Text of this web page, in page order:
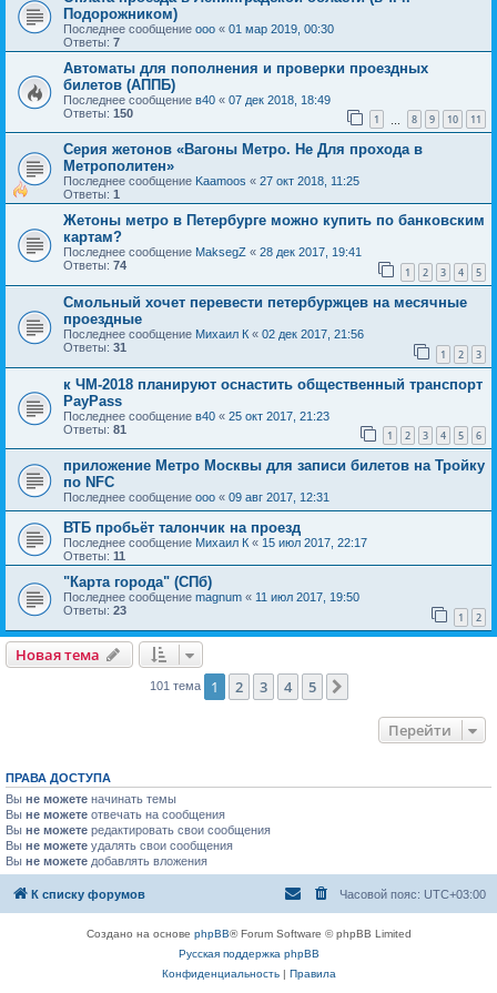
Подорожником)
Последнее сообщение ooo « 01 мар 2019, 00:30
Ответы: 7
Автоматы для пополнения и проверки проездных
билетов (АППБ)
Последнее сообщение в40 « 07 дек 2018, 18:49
Ответы: 150 1 8 9 10 11
Серия жетонов «Вагоны Метро. Не Для прохода в
Метрополитен»
Последнее сообщение Kaamoos « 27 окт 2018, 11:25
Ответы: 1
Жетоны метро в Петербурге можно купить по банковским
картам?
Последнее сообщение MaksegZ « 28 дек 2017, 19:41
Ответы: 74 1 2 3 4 5
Смольный хочет перевести петербуржцев на месячные
проездные
Последнее сообщение Михаил К « 02 дек 2017, 21:56
Ответы: 31 1 2 3
к ЧМ-2018 планируют оснастить общественный транспорт
PayPass
Последнее сообщение в40 « 25 окт 2017, 21:23
Ответы: 81 1 2 3 4 5 6
приложение Метро Москвы для записи билетов на Тройку
по NFC
Последнее сообщение ooo « 09 авг 2017, 12:31
ВТБ пробьёт талончик на проезд
Последнее сообщение Михаил К « 15 июл 2017, 22:17
Ответы: 11
"Карта города" (СПб)
Последнее сообщение magnum « 11 июл 2017, 19:50
Ответы: 23 1 2
Новая тема
101 тема 1 2 3 4 5
Перейти
ПРАВА ДОСТУПА
Вы не можете начинать темы
Вы не можете отвечать на сообщения
Вы не можете редактировать свои сообщения
Вы не можете удалять свои сообщения
Вы не можете добавлять вложения
К списку форумов Часовой пояс: UTC+03:00
Создано на основе phpBB® Forum Software © phpBB Limited
Русская поддержка phpBB
Конфиденциальность| Правила